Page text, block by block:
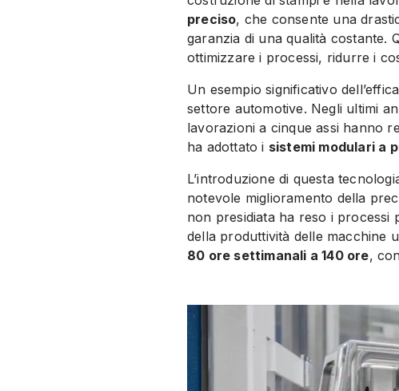
preciso, che consente una
garanzia di una qualità costante.
ottimizzare i processi, ridurre i
Un esempio significativo
settore automotive. Negli ultimi
lavorazioni a cinque assi hanno
ha adottato i sistemi modulari a
L’introduzione di questa
notevole miglioramento della
non presidiata ha reso i processi
della produttività delle macchine
80 ore settimanali a 140 ore,